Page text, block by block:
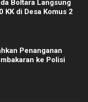
Boltara Langsung
di Desa Komus 2
Penanganan
ke Polisi